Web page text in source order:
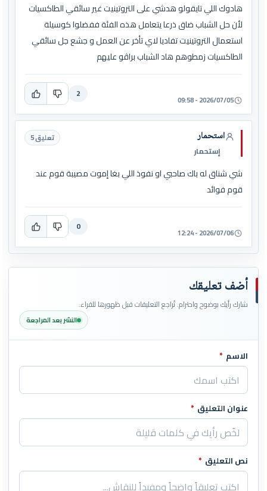
هادوك اللي تايقولو هدشي على التروتينيت غير سائقي الطاكسيات
لأن حل الشباب ضاق ذرعا يتعامل هذه الفئة ففضلوا كوسيلة
استعمال التروتينيت تفاديا لاي تأخر عن العمل و جشع جل سائقي
الطاكسيات زمطوهم هاد الشباب براڤو عليهم
2026/07/05 - 09:58
2
استحمار
إستحمار
تعليق 5
شي شناق له باك صاحبي او نفوذ اللي بغا إموت مصيبة قوم عند
قوم فوائد
2026/07/06 - 12:24
0
أضف تعليقك
شارك رأيك بوضوح واحترام. تُراجع التعليقات قبل ظهورها للقراء.
النشر بعد المراجعة
اترك هذا الحقل فارغاً
الاسم *
عنوان التعليق *
نص التعليق *